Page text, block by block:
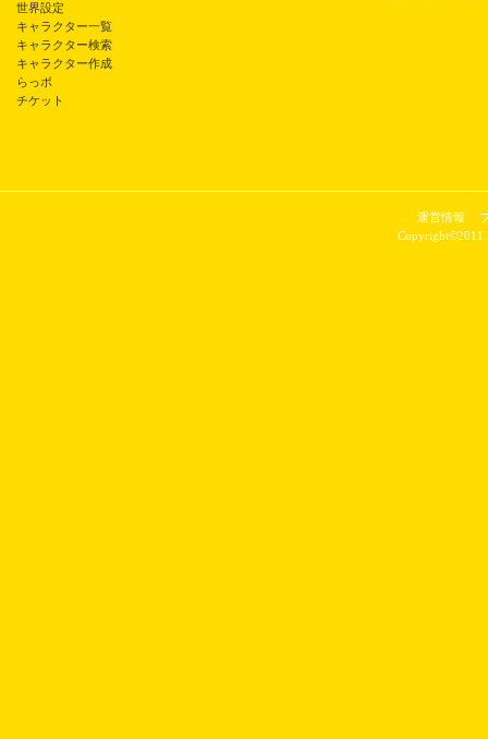
世界設定
キャラクター一覧
キャラクター検索
キャラクター作成
らっポ
チケット
運営情報
Copyright©2011